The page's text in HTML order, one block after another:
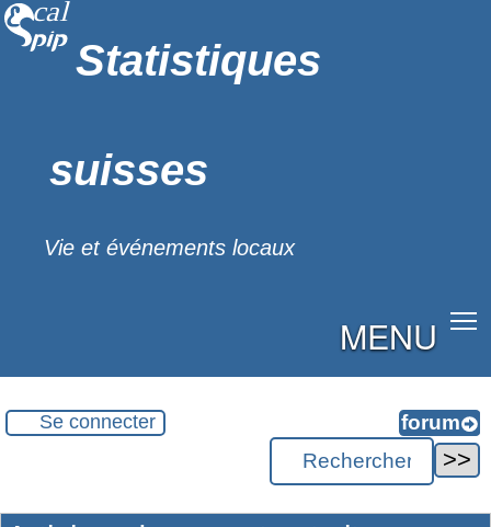
Statistiques
suisses
Vie et événements locaux
MENU
Se connecter